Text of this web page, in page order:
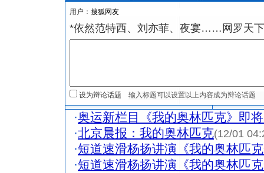
用户：
*依然范特西、刘亦菲、夜宴……网罗天
设为辩论话题
·奥运新栏目《我的奥林匹克》即
·北京晨报：我的奥林匹克(12/01
·短道速滑杨扬讲演《我的奥林匹
·短道速滑杨扬讲演《我的奥林匹